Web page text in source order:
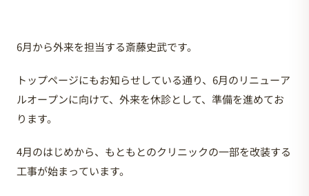
6月から外来を担当する斎藤史武です。
トップページにもお知らせしている通り、6月のリニューア
ルオープンに向けて、外来を休診として、準備を進めてお
ります。
4月のはじめから、もともとのクリニックの一部を改装する
工事が始まっています。